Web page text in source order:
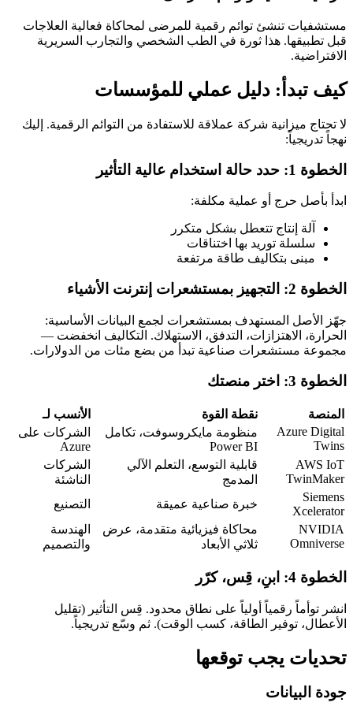
مستشفيات تنشئ توائم رقمية للمرضى لمحاكاة فعالية العلاجات
قبل تطبيقها. هذا ثورة في الطب الشخصي والتجارب السريرية
الافتراضية.
كيف تبدأ: دليل عملي للمؤسسات
لا تحتاج ميزانية شركة عملاقة للاستفادة من التوائم الرقمية. إليك
نهجاً تدريجياً:
الخطوة 1: حدد حالة استخدام عالية التأثير
ابدأ بأصل حرج أو عملية مكلفة:
آلة إنتاج تتعطل بشكل متكرر
سلسلة توريد بها اختناقات
مبنى بتكاليف طاقة مرتفعة
الخطوة 2: التجهيز بمستشعرات إنترنت الأشياء
جهّز الأصل المستهدف بمستشعرات لجمع البيانات الأساسية:
الحرارة، الاهتزازات، التدفق، الاستهلاك. التكاليف انخفضت —
مجموعة مستشعرات صناعية تبدأ من بضع مئات من الدولارات.
الخطوة 3: اختر منصتك
المنصة نقطة القوة
الأنسب لـ
Azure Digital
Twins
منظومة مايكروسوفت، تكامل
Power BI
الشركات على
Azure
AWS IoT
TwinMaker
قابلية التوسع، التعلم الآلي
المدمج
الشركات
الناشئة
Siemens
Xcelerator
خبرة صناعية عميقة
التصنيع
NVIDIA
Omniverse
محاكاة فيزيائية متقدمة، عرض
ثلاثي الأبعاد
الهندسة
والتصميم
الخطوة 4: ابنِ، قِس، كرّر
انشر توأماً رقمياً أولياً على نطاق محدود. قِس التأثير (تقليل
الأعطال، توفير الطاقة، كسب الوقت). ثم وسّع تدريجياً.
تحديات يجب توقعها
جودة البيانات